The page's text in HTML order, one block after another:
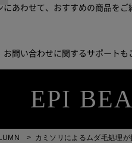
あわせて、おすすめの商品をご
問い合わせに関するサポートも
EPI
> カミソリによるムダ毛処理